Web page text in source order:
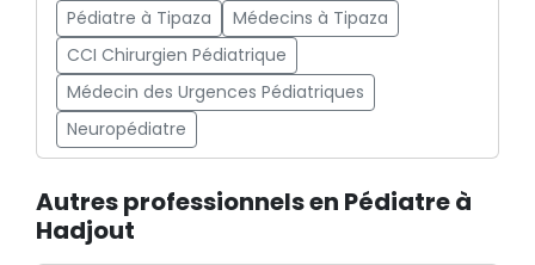
Pédiatre à Tipaza
Médecins à Tipaza
CCI Chirurgien Pédiatrique
Médecin des Urgences Pédiatriques
Neuropédiatre
Autres professionnels en Pédiatre à
Hadjout